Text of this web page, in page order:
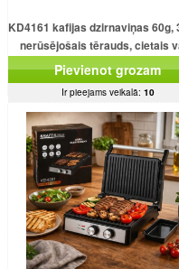
KD4161 kafijas dzirnaviņas 60g,
nerūsējošais tērauds, cietais
motors
Pievienot grozam
Ir pieejams veikalā: 10